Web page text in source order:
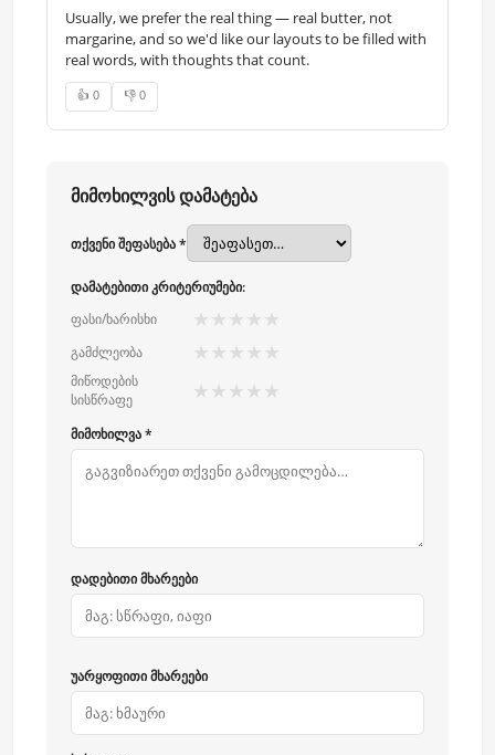
Usually, we prefer the real thing — real butter, not
margarine, and so we'd like our layouts to be filled with
real words, with thoughts that count.
👍 0 👎 0
მიმოხილვის დამატება
თქვენი შეფასება *
დამატებითი კრიტერიუმები:
ფასი/ხარისხი
★ ★ ★ ★ ★
გამძლეობა ★ ★ ★ ★ ★
მიწოდების
სისწრაფე
★ ★ ★ ★ ★
მიმოხილვა *
დადებითი მხარეები
უარყოფითი მხარეები